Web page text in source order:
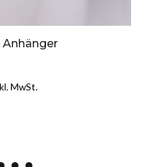
Anhänger
MwSt.